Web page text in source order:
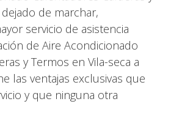
de marchar,
servicio de asistencia
de Aire Acondicionado
y Termos en Vila-seca a
las ventajas exclusivas que
y que ninguna otra